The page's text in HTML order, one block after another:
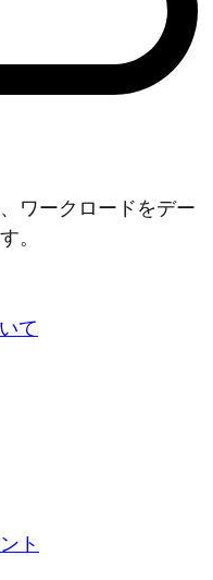
ワークロードをデー
。
て
ト